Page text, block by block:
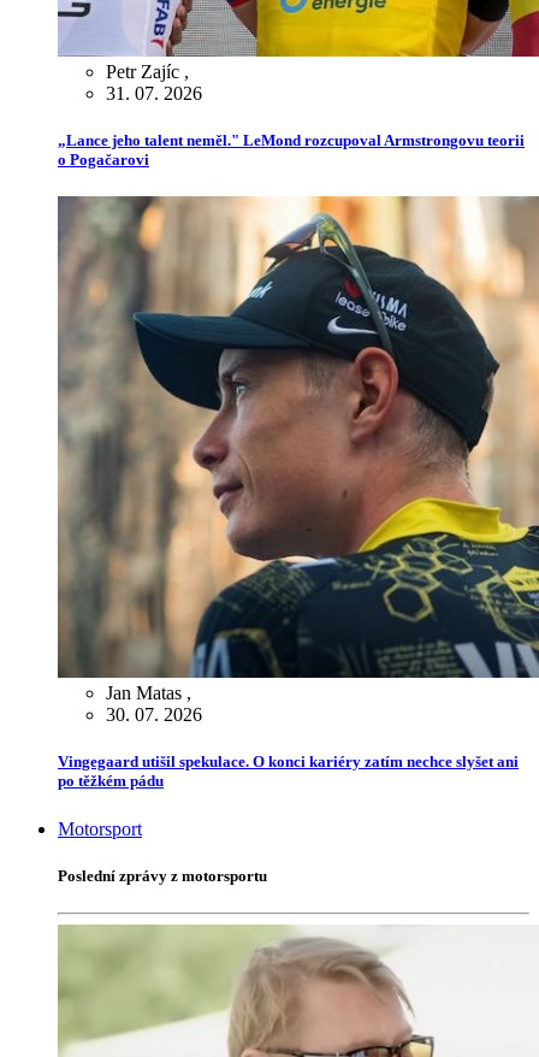
Petr Zajíc ,
31. 07. 2026
„Lance jeho talent neměl." LeMond rozcupoval Armstrongovu teorii
o Pogačarovi
Jan Matas ,
30. 07. 2026
Vingegaard utišil spekulace. O konci kariéry zatím nechce slyšet ani
po těžkém pádu
Motorsport
Poslední zprávy z motorsportu